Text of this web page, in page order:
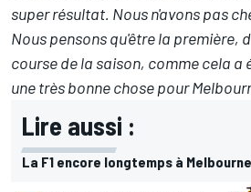
super résultat. Nous n'avons pas
Nous pensons qu'être la première,
course de la saison, comme cela a
une très bonne chose pour
Lire aussi :
La F1 encore longtemps à